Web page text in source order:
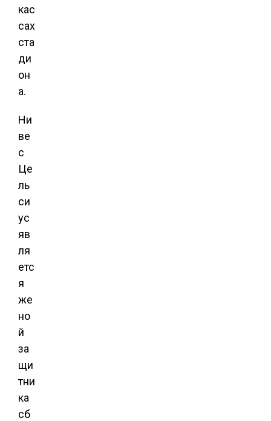
кас
сах
ста
ди
он
а.
Ни
ве
с
Це
ль
си
ус
яв
ля
етс
я
же
но
й
за
щи
тни
ка
сб